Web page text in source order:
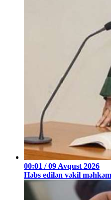
00:01 / 09 Avqust 2026
Həbs edilən vəkil